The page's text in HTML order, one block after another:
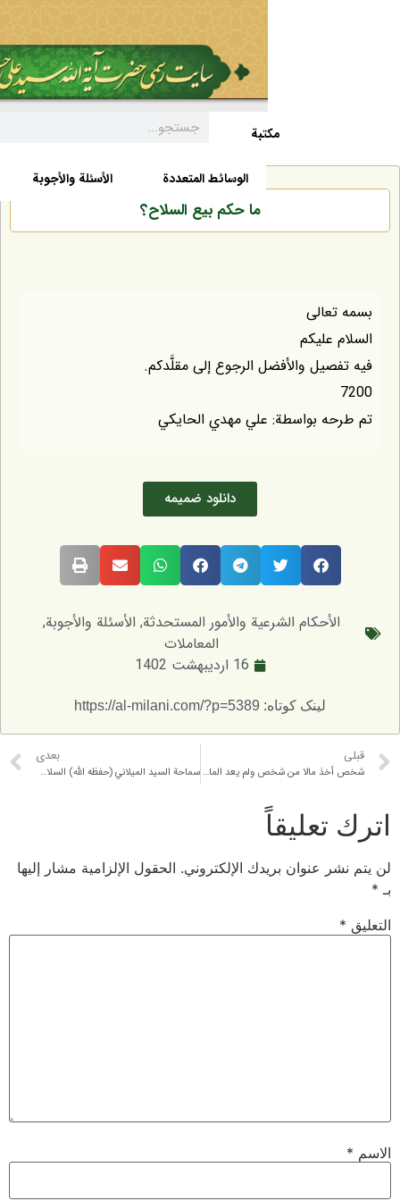
الأخبار السيرة الذاتية
الأسئلة والأجوبة الوسائط المتعددة
ما حكم بيع السلاح؟
والأفضل الرجوع إلى مقلَّدكم.
بواسطة: علي مهدي الحايكي
دانلود ضمیمه
الشرعية والأمور المستحدثة ,الأسئلة والأجوبة,
شخص أخذ مالا من شخص ولم يعد المال حين الاخذ و رجع الى بيته و عد المال فرأى ان المبلغ ناقص ، راجع الشخص الذي دفع اليه المال و ابلغه ان المال فيه نقص و في المقابل انكر نقص المبلغ ، يسأل الاخ المؤمن ما هو الحل الشرعي في فرض السؤال، هل يسقط حقه لانه لم يعد المال أمامه؟ سماحة السيد الميلاني (حفظه الله) السلام عليكم ورحمة الله وبركاته. ما هو رأي المرجع الشيخ الوحيد الخراساني (دامت بركاته) في المسائل التاليه. 1) انا موظف في دائره حكوميه (حكومه لا تدعي لنفسها الولايه الدينيه ) ،تطلب الحكومه من الموظف اعطاءها رقم حسابه البنكي لتقوم بانزال الراتب الشهري فيه. ويقوم الموظف باعطائها رقم حسابه وبالتالي تنزل الراتب في الحساب البنكي. هل بمجرد نزول الراتب في الحساب البنكي يملك الموظف هذا الراتب ام لابد من قبضه باليد في مفروض السؤال.
عنوان بريدك الإلكتروني. الحقول الإلزامية مشار إليها